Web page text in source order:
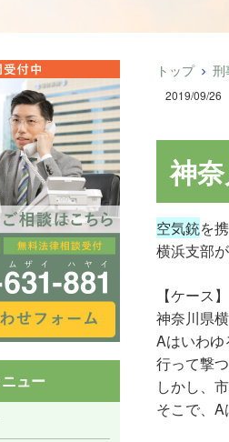
トップ 刑
2019/09/26
神
空気銃を
横浜支部
【ケース】
神奈川県
Aはいわ
行って撃
しかし、
そこで、
ュー